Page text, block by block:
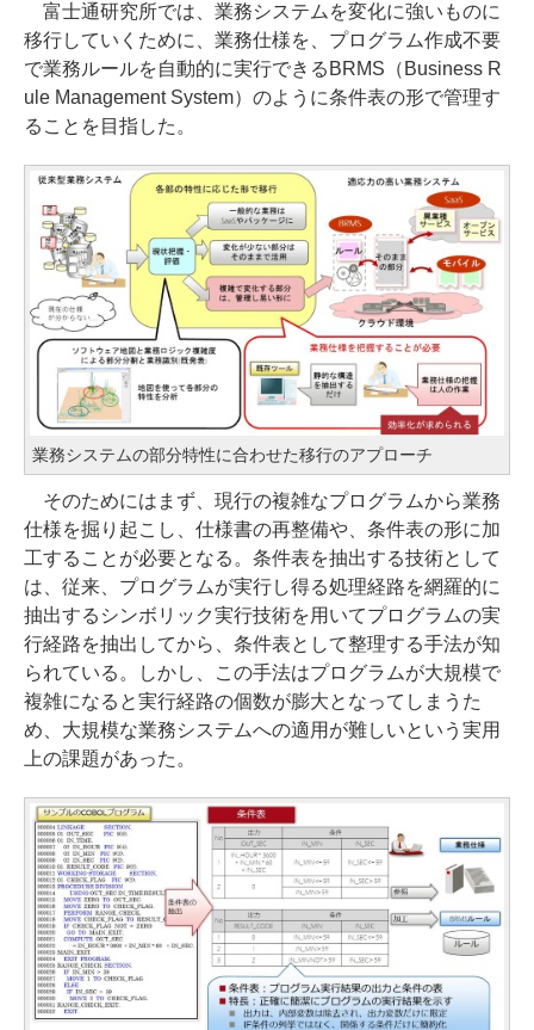
富士通研究所では、業務システムを変化に強いものに
移行していくために、業務仕様を、プログラム作成不要
で業務ルールを自動的に実行できるBRMS（Business R
ule Management System）のように条件表の形で管理す
ることを目指した。
業務システムの部分特性に合わせた移行のアプローチ
そのためにはまず、現行の複雑なプログラムから業務
仕様を掘り起こし、仕様書の再整備や、条件表の形に加
工することが必要となる。条件表を抽出する技術として
は、従来、プログラムが実行し得る処理経路を網羅的に
抽出するシンボリック実行技術を用いてプログラムの実
行経路を抽出してから、条件表として整理する手法が知
られている。しかし、この手法はプログラムが大規模で
複雑になると実行経路の個数が膨大となってしまうた
め、大規模な業務システムへの適用が難しいという実用
上の課題があった。